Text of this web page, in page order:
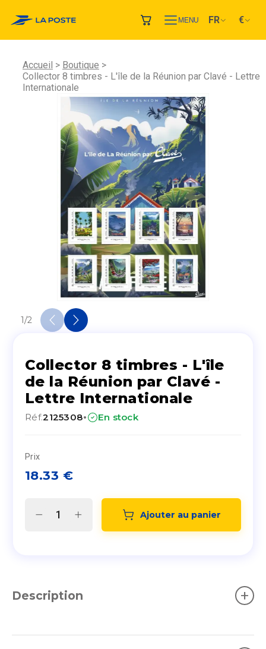
MENU FR €
Accueil
Boutique
Collector 8 timbres - L'île de la Réunion par Clavé - Lettre
Internationale
1/2
Collector 8 timbres - L'île
de la Réunion par Clavé -
Lettre Internationale
Réf.2125308· En stock
Prix
18.33 €
Ajouter au panier
Description +